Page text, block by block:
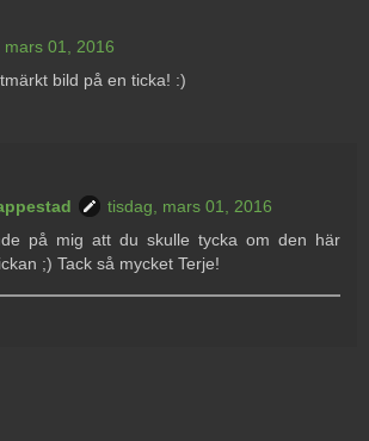
mars 01, 2016
bild på en ticka! :)
tisdag, mars 01, 2016
på mig att du skulle tycka om den här
;) Tack så mycket Terje!